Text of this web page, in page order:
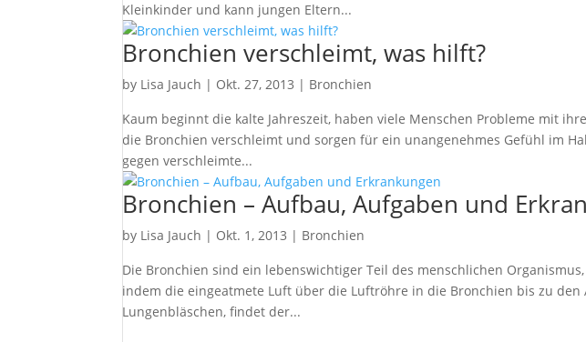
Kleinkinder und kann jungen Eltern...
Bronchien verschleimt, was hilft?
by Lisa Jauch | Okt. 27, 2013 | Bronchien
Kaum beginnt die kalte Jahreszeit, haben viele Menschen Probleme mit
die Bronchien verschleimt und sorgen für ein unangenehmes Gefühl im
gegen verschleimte...
Bronchien – Aufbau, Aufgaben und
by Lisa Jauch | Okt. 1, 2013 | Bronchien
Die Bronchien sind ein lebenswichtiger Teil des menschlichen
indem die eingeatmete Luft über die Luftröhre in die Bronchien bis zu den
Lungenbläschen, findet der...